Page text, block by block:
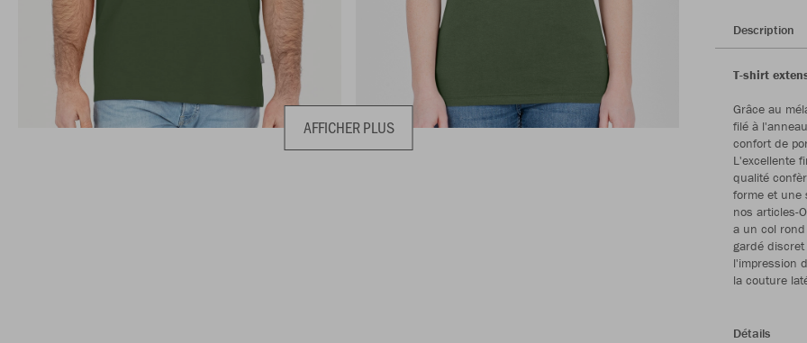
AFFICHER PLUS
Description
T-shirt
Grâce au
filé à
confort de
L'excellente
qualité
forme et une
nos articles-
a un col rond
gardé
l'impression
la couture
Détails